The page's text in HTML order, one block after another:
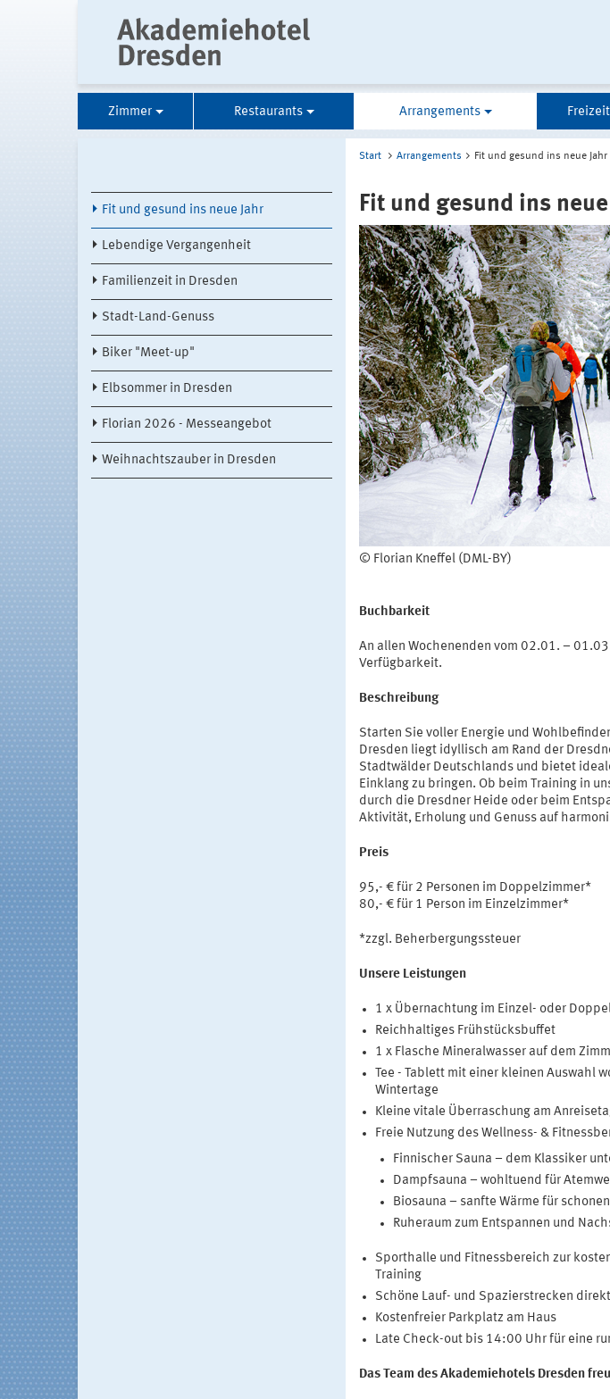
Zimmer Restaurants Arrangements Freizeit
Fit und gesund ins neue Jahr
Lebendige Vergangenheit
Familienzeit in Dresden
Stadt-Land-Genuss
Biker "Meet-up"
Elbsommer in Dresden
Florian 2026 - Messeangebot
Weihnachtszauber in Dresden
Start Arrangements Fit und gesund ins neue Jahr
Fit und gesund ins
© Florian Kneffel (DML-BY)
Buchbarkeit
An allen Wochenenden vom 02.01. –
Verfügbarkeit.
Beschreibung
Starten Sie voller Energie und
Dresden liegt idyllisch am Rand der
Stadtwälder Deutschlands und bietet
Einklang zu bringen. Ob beim Training in
durch die Dresdner Heide oder beim
Aktivität, Erholung und Genuss auf
Preis
95,- € für 2 Personen im Doppelzimmer*
80,- € für 1 Person im Einzelzimmer*
*zzgl. Beherbergungssteuer
Unsere Leistungen
1 x Übernachtung im Einzel- oder
Reichhaltiges Frühstücksbuffet
1 x Flasche Mineralwasser auf dem
Tee - Tablett mit einer kleinen Auswahl
Wintertage
Kleine vitale Überraschung am
Freie Nutzung des Wellness- &
Finnischer Sauna – dem Klassiker
Dampfsauna – wohltuend für
Biosauna – sanfte Wärme für
Ruheraum zum Entspannen und
Sporthalle und Fitnessbereich zur
Training
Schöne Lauf- und Spazierstrecken
Kostenfreier Parkplatz am Haus
Late Check-out bis 14:00 Uhr für eine
Das Team des Akademiehotels Dresden